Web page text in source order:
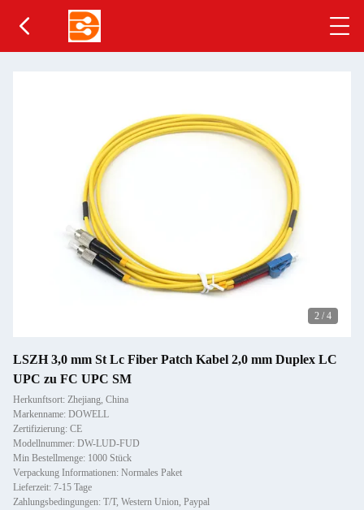
2 / 4
LSZH 3,0 mm St Lc Fiber Patch Kabel 2,0 mm Duplex LC
UPC zu FC UPC SM
Herkunftsort: Zhejiang, China
Markenname: DOWELL
Zertifizierung: CE
Modellnummer: DW-LUD-FUD
Min Bestellmenge: 1000 Stück
Verpackung Informationen: Normales Paket
Lieferzeit: 7-15 Tage
Zahlungsbedingungen: T/T, Western Union, Paypal